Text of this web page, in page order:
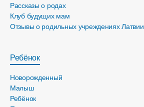
Рассказы о родах
Клуб будущих мам
Отзывы о родильных учреждениях Латвии
Ребёнок
Новорожденный
Малыш
Ребёнок